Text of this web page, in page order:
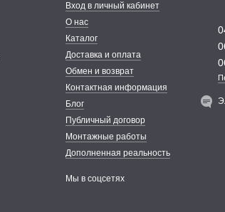
Вход в личный кабинет
О нас
Каталог
Доставка и оплата
Обмен и возврат
Контактная информация
Блог
Публичный договор
Монтажные работы
Дополненная реальность
Мы в соцсетях